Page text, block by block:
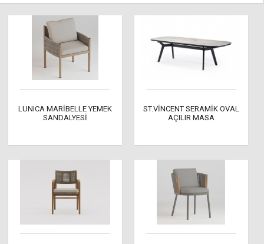
LUNICA MARİBELLE YEMEK
SANDALYESİ
ST.VİNCENT SERAMİK OVAL
AÇILIR MASA